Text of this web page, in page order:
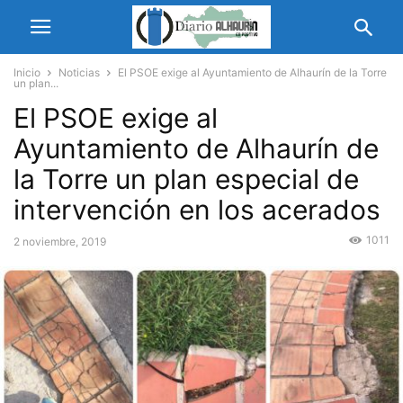
Inicio Noticias
El PSOE exige al Ayuntamiento de Alhaurín de la Torre
un plan...
El PSOE exige al
Ayuntamiento de Alhaurín de
la Torre un plan especial de
intervención en los acerados
2 noviembre, 2019 1011